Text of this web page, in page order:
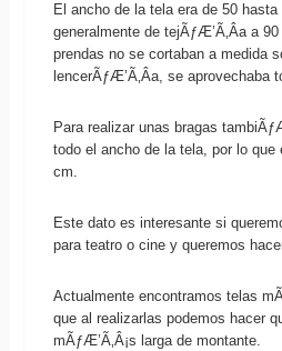
El ancho de la tela era de 50
generalmente de tejÃƒÆ’Ã‚Â­a a
prendas no se cortaban a medida
lencerÃƒÆ’Ã‚Â­a, se aprovechaba
Para realizar unas bragas
todo el ancho de la tela, por lo que
cm.
Este dato es interesante si
para teatro o cine y queremos
Actualmente encontramos telas
que al realizarlas podemos hacer
mÃƒÆ’Ã‚Â¡s larga de montante.